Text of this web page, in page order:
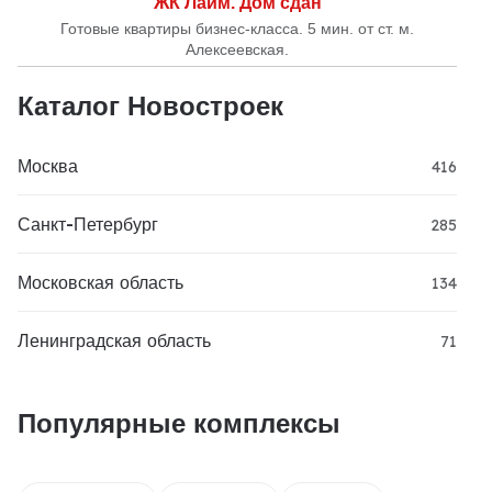
Готовые квартиры бизнес-класса. 5 мин. от ст. м.
Алексеевская.
Каталог Новостроек
Москва 416
Санкт-Петербург 285
Московская область 134
Ленинградская область 71
Популярные комплексы